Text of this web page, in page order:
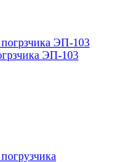
ЭП-103